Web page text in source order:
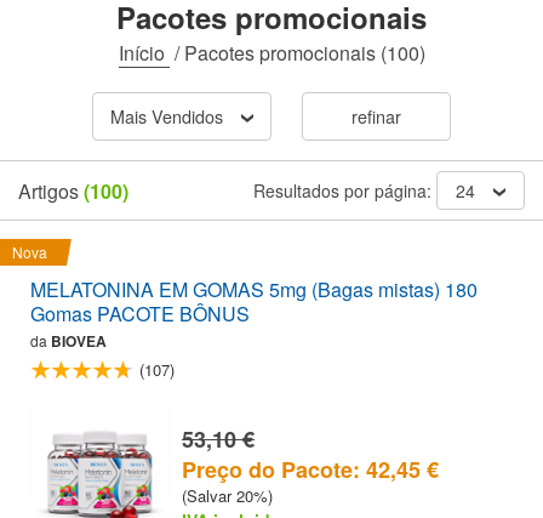
Pacotes promocionais
Início /Pacotes promocionais(100)
Mais Vendidos refinar
Artigos(100) Resultados por página: 24
Nova
MELATONINA EM GOMAS 5mg (Bagas mistas) 180
Gomas PACOTE BÔNUS
da BIOVEA
(107)
53,10 €
Preço do Pacote: 42,45 €
(Salvar 20%)